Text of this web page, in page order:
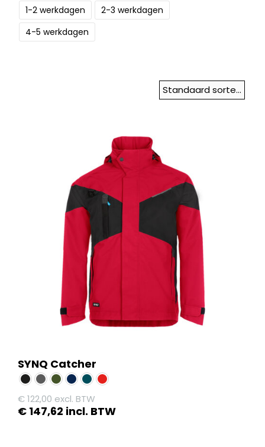
1-2 werkdagen
2-3 werkdagen
4-5 werkdagen
SYNQ Catcher
€122,00 excl. BTW
€ 147,62 incl. BTW